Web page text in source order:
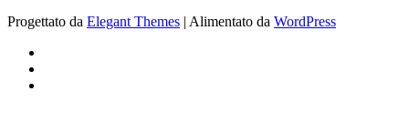
Progettato da Elegant Themes | Alimentato da WordPress